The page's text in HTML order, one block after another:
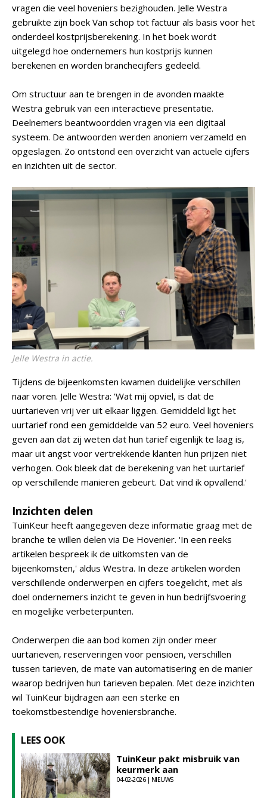
vragen die veel hoveniers bezighouden. Jelle Westra
gebruikte zijn boek Van schop tot factuur als basis voor het
onderdeel kostprijsberekening. In het boek wordt
uitgelegd hoe ondernemers hun kostprijs kunnen
berekenen en worden branchecijfers gedeeld.
Om structuur aan te brengen in de avonden maakte
Westra gebruik van een interactieve presentatie.
Deelnemers beantwoordden vragen via een digitaal
systeem. De antwoorden werden anoniem verzameld en
opgeslagen. Zo ontstond een overzicht van actuele cijfers
en inzichten uit de sector.
Jelle Westra in actie.
Tijdens de bijeenkomsten kwamen duidelijke verschillen
naar voren. Jelle Westra: 'Wat mij opviel, is dat de
uurtarieven vrij ver uit elkaar liggen. Gemiddeld ligt het
uurtarief rond een gemiddelde van 52 euro. Veel hoveniers
geven aan dat zij weten dat hun tarief eigenlijk te laag is,
maar uit angst voor vertrekkende klanten hun prijzen niet
verhogen. Ook bleek dat de berekening van het uurtarief
op verschillende manieren gebeurt. Dat vind ik opvallend.'
Inzichten delen
TuinKeur heeft aangegeven deze informatie graag met de
branche te willen delen via De Hovenier. 'In een reeks
artikelen bespreek ik de uitkomsten van de
bijeenkomsten,' aldus Westra. In deze artikelen worden
verschillende onderwerpen en cijfers toegelicht, met als
doel ondernemers inzicht te geven in hun bedrijfsvoering
en mogelijke verbeterpunten.
Onderwerpen die aan bod komen zijn onder meer
uurtarieven, reserveringen voor pensioen, verschillen
tussen tarieven, de mate van automatisering en de manier
waarop bedrijven hun tarieven bepalen. Met deze inzichten
wil TuinKeur bijdragen aan een sterke en
toekomstbestendige hoveniersbranche.
LEES OOK
TuinKeur pakt misbruik van
keurmerk aan
04-02-2026 | NIEUWS